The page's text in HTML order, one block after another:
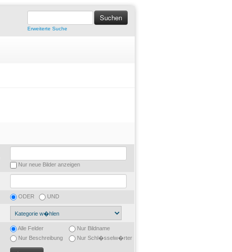
Erweiterte Suche
Nur neue Bilder anzeigen
ODER UND
Alle Felder
Nur Bildname
Nur Beschreibung
Nur Schl�sselw�rter